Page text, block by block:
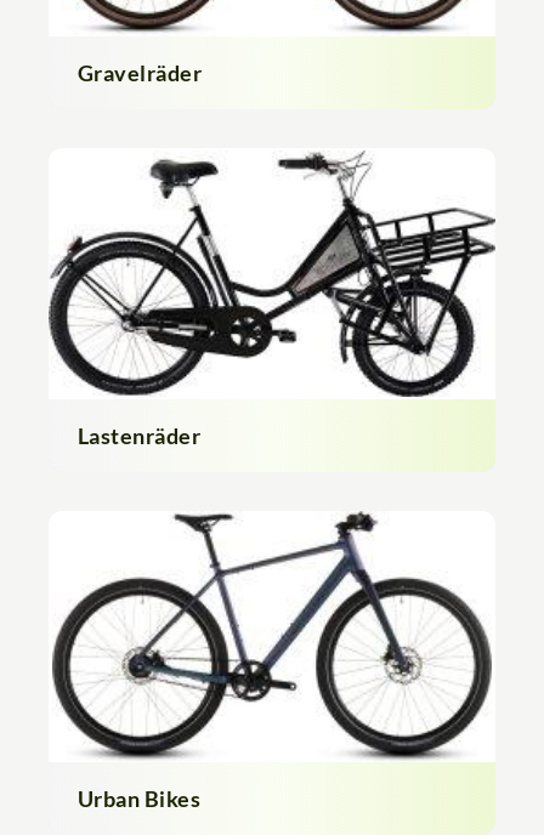
Gravelräder
Lastenräder
Urban Bikes